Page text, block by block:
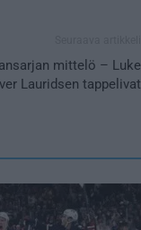
mittelö – Luke
Lauridsen tappelivat